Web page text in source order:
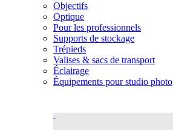
Objectifs
Optique
Pour les professionnels
Supports de stockage
Trépieds
Valises & sacs de transport
Éclairage
Équipements pour studio photo